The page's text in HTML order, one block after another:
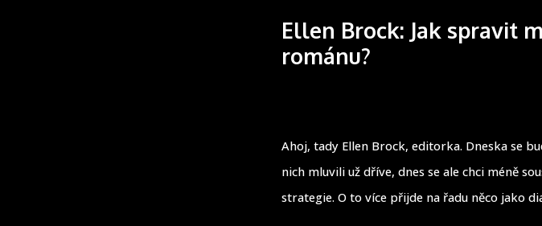
Ellen Brock: Jak spravit
románu?
Ahoj, tady Ellen Brock, editorka. Dneska se
nich mluvili už dříve, dnes se ale chci méně
strategie. O to více přijde na řadu něco jako